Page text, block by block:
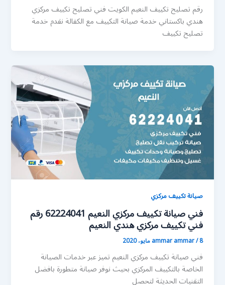
رقم تصليح تكييف النعيم الكويت فني تصليح تكييف مركزي
هندي باكستاني خدمة صيانة التكييف مع الكفالة نقدم خدمة
تصليح تكييف
صيانة تكييف مركزي
فني صيانة تكييف مركزي النعيم 62224041 رقم
فني تكييف مركزي هندي النعيم
ammar ammar/8 مايو، 2020
فني صيانة تكييف مركزي النعيم تميز عبر خدمات الصيانة
الخاصة بالتكييف المركزي بحيث نوفر صيانة متطورة بافضل
التقنيات الحديثة لتحصل